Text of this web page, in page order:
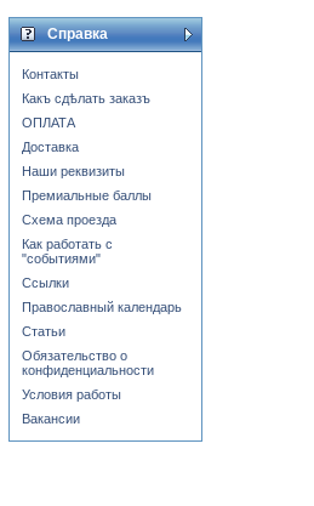
Справка
Контакты
Какъ сдѣлать заказъ
ОПЛАТА
Доставка
Наши реквизиты
Премиальные баллы
Схема проезда
Как работать с
"событиями"
Ссылки
Православный календарь
Статьи
Обязательство о
конфиденциальности
Условия работы
Вакансии